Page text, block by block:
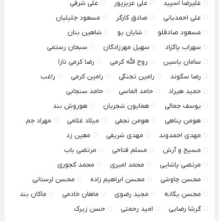
علیرضا اسپید
علی عزیزپور
علی شرفی
علی احمدیانی
صادق کارگر
مسعود جلیلیان
مسعود صادقلو
شایان یو
شاهین بنان
سهراب پاکزاد
سهیل مهرزادگان
سبحان رستمی
سامان یاسین
روح الله کرمی
رضا کرمی تارا
رضا سگوند
رامین تجنگی رامین کرمی
راغب
حمید هیراد
حامد الماسی
حامد سنجابی
یوسف جمالی
همایون شجریان
هوروش بند
هومن پناهی
هومن نجفی میلاد غلامی
مهراد جم
مهدی احمدوند
مهدی شریفی
معین زد
مسیح و آرش
مسلم فتاحی
مرتضی باب
مرتضی پاشایی
محمد امیری
محمد کجوری
محسن چاوشی
محسن ابراهیم زاده
محسن لرستانی
محسن یگانه
مجید رضوی ماهان خادمی
ماکان بند
گرشا رضایی
امید رحمتی حسن زیرک